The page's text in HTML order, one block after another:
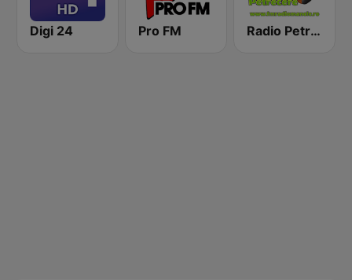
Digi 24 Pro FM Radio Petrecere Romania